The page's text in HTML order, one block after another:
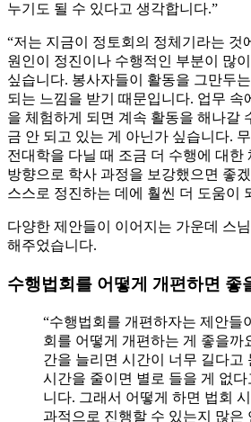
누기도 될 수 있다고 생각합니다.”
“저는 지금이 정토회의 정체기라는 것
원인이 정진이나 수행적인 부분이 많
싶습니다. 봉사자들이 활동을 그만두
되는 느낌을 받기 때문입니다. 업무 속
을 체험하게 되면 계속 활동을 해나갈
금 안 되고 있는 게 아닌가 싶습니다.
전대학을 다닐 때 조금 더 수행에 대한
방향으로 학사 과정을 보강했으면 좋
스스로 정진하는 데에 훨씬 더 도움이
다양한 제안들이 이어지는 가운데 스
해주었습니다.
수행법회를 어떻게 개편하면 좋
“수행법회를 개편하자는 제안들
회를 어떻게 개편하는 게 좋을까
간을 늘리면 시간이 너무 길다고
시간을 줄이면 별로 들을 게 없
니다. 그래서 어떻게 하면 법회
과적으로 진행할 수 있는지 많은